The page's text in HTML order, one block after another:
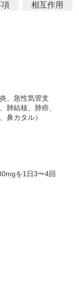
項
相互作用
、急性気管支
肺結核、肺癌、
鼻カタル）
を1日3〜4回